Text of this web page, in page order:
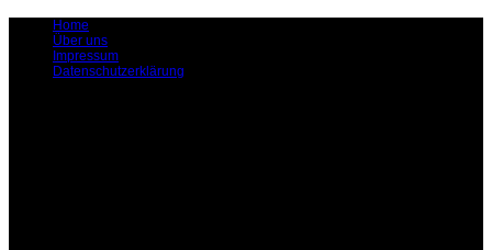
Home
Über uns
Impressum
Datenschutzerklärung